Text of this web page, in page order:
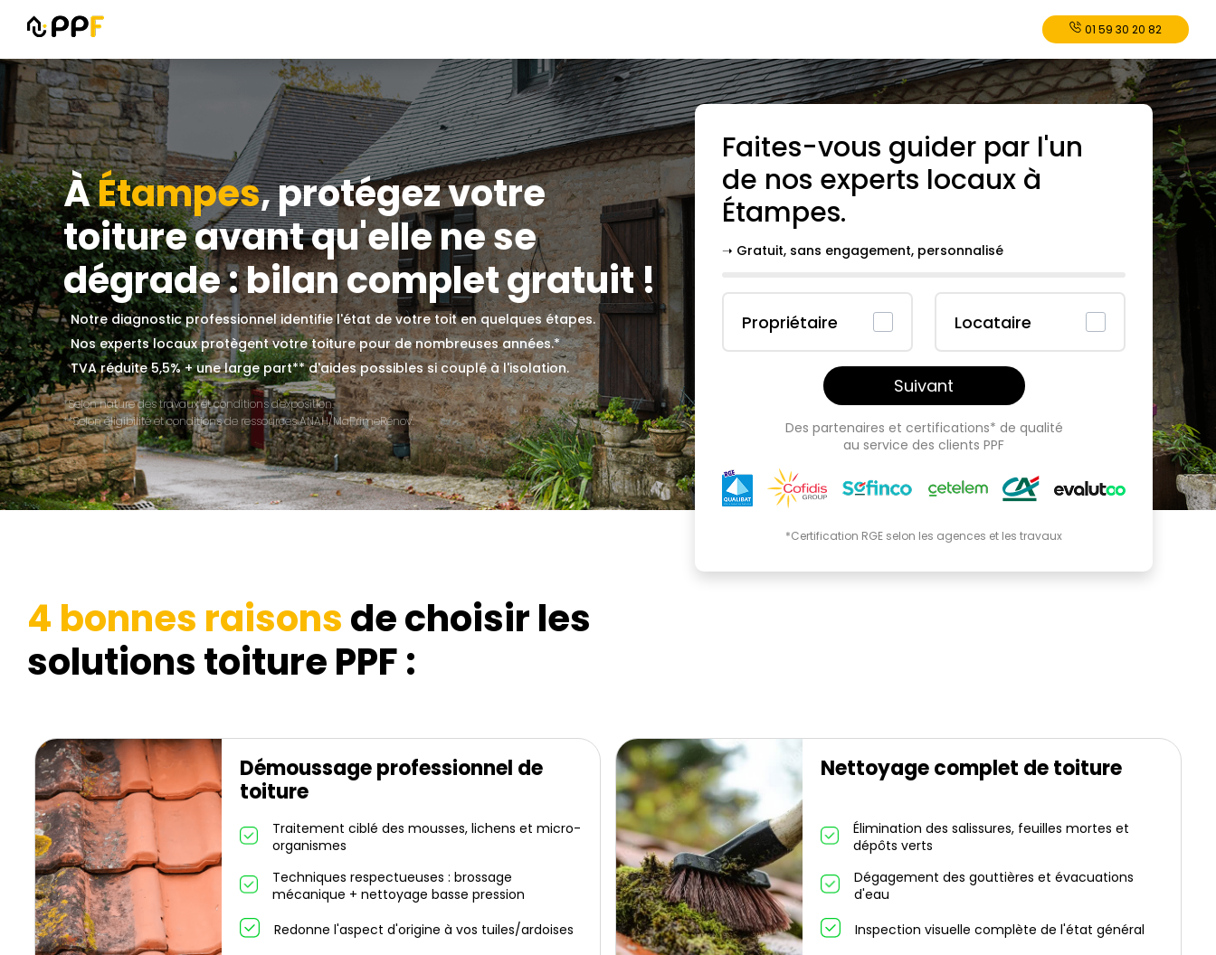
01 59 30 20 82
ÀÉtampes, protégez votre
toiture avant qu'elle ne se
dégrade : bilan complet gratuit !
Notre diagnostic professionnel identifie l'état de votre toit en quelques étapes.
Nos experts locaux protègent votre toiture pour de nombreuses années.*
TVA réduite 5,5% + une large part** d'aides possibles si couplé à l'isolation.
*Selon nature des travaux et conditions d'exposition.
**Selon éligibilité et conditions de ressources ANAH/MaPrimeRénov'.
Faites-vous guider par l'un
de nos experts locaux à
Étampes.
➝ Gratuit, sans engagement, personnalisé
Propriétaire Locataire
Suivant
Des partenaires et certifications* de qualité
au service des clients PPF
*Certification RGE selon les agences et les travaux
4 bonnes raisonsde choisir les
solutions toiture PPF :
Démoussage professionnel de
toiture
Traitement ciblé des mousses, lichens et micro-
organismes
Techniques respectueuses : brossage
mécanique + nettoyage basse pression
Redonne l'aspect d'origine à vos tuiles/ardoises
Nettoyage complet de toiture
Élimination des salissures, feuilles mortes et
dépôts verts
Dégagement des gouttières et évacuations
d'eau
Inspection visuelle complète de l'état général